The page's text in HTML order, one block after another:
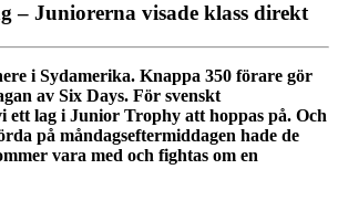
– Juniorerna visade klass direkt
i Sydamerika. Knappa 350 förare gör
av Six Days. För svenskt
ett lag i Junior Trophy att hoppas på. Och
på måndagseftermiddagen hade de
vara med och fightas om en